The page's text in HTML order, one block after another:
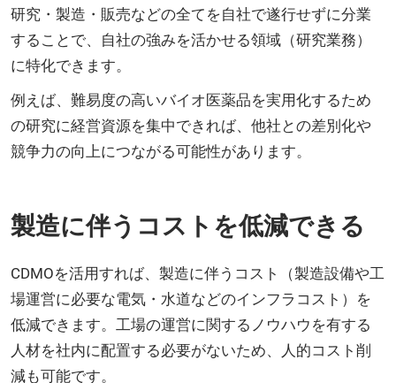
研究・製造・販売などの全てを自社で遂行せずに分業
することで、自社の強みを活かせる領域（研究業務）
に特化できます。
例えば、難易度の高いバイオ医薬品を実用化するため
の研究に経営資源を集中できれば、他社との差別化や
競争力の向上につながる可能性があります。
製造に伴うコストを低減できる
CDMOを活用すれば、製造に伴うコスト（製造設備や工
場運営に必要な電気・水道などのインフラコスト）を
低減できます。工場の運営に関するノウハウを有する
人材を社内に配置する必要がないため、人的コスト削
減も可能です。